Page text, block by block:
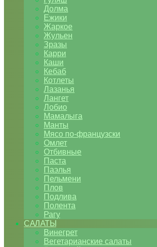
Долма
Ежики
Жаркое
Жульен
Зразы
Карри
Каши
Кебаб
Котлеты
Лазанья
Лангет
Лобио
Мамалыга
Манты
Мясо по-французски
Омлет
Отбивные
Паста
Паэлья
Пельмени
Плов
Подлива
Полента
Рагу
САЛАТЫ
Винегрет
Вегетарианские салаты